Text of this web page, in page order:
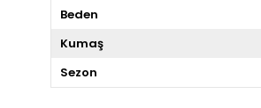
Beden
Kumaş
Sezon